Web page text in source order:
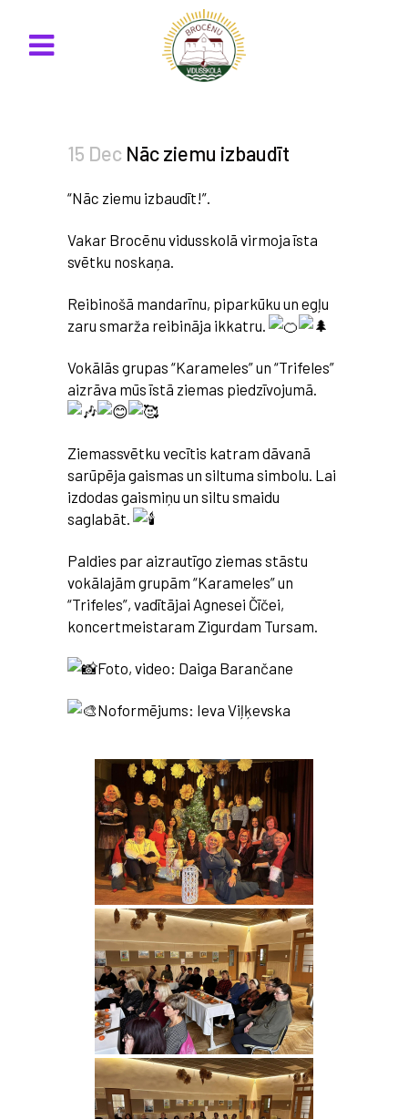
15 Dec Nāc ziemu izbaudīt
“Nāc ziemu izbaudīt!”.
Vakar Brocēnu vidusskolā virmoja īsta
svētku noskaņa.
Reibinošā mandarīnu, piparkūku un egļu
zaru smarža reibināja ikkatru.
Vokālās grupas “Karameles” un “Trifeles”
aizrāva mūs īstā ziemas piedzīvojumā.
Ziemassvētku vecītis katram dāvanā
sarūpēja gaismas un siltuma simbolu. Lai
izdodas gaismiņu un siltu smaidu
saglabāt.
Paldies par aizrautīgo ziemas stāstu
vokālajām grupām “Karameles” un
“Trifeles”, vadītājai Agnesei Čīčei,
koncertmeistaram Zigurdam Tursam.
Foto, video: Daiga Barančane
Noformējums: Ieva Viļķevska